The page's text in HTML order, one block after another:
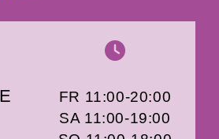
FR 11:00-20:00
SA 11:00-19:00